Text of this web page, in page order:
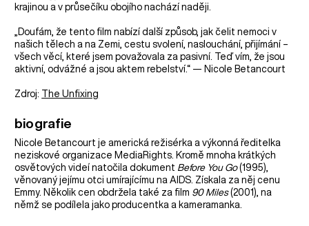
krajinou a v průsečíku obojího nachází naději.
„Doufám, že tento film nabízí další způsob, jak čelit nemoci v
našich tělech a na Zemi, cestu svolení, naslouchání, přijímání –
všech věcí, které jsem považovala za pasivní. Teď vím, že jsou
aktivní, odvážné a jsou aktem rebelství.“ — Nicole Betancourt
Zdroj: The Unfixing
biografie
Nicole Betancourt je americká režisérka a výkonná ředitelka
neziskové organizace MediaRights. Kromě mnoha krátkých
osvětových videí natočila dokument Before You Go(1995),
věnovaný jejímu otci umírajícímu na AIDS. Získala za něj cenu
Emmy. Několik cen obdržela také za film 90 Miles(2001), na
němž se podílela jako producentka a kameramanka.